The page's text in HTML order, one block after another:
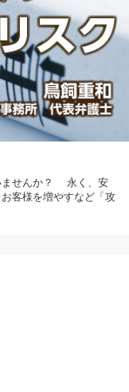
ませんか？ 永く、安
客様を増やすなど「攻